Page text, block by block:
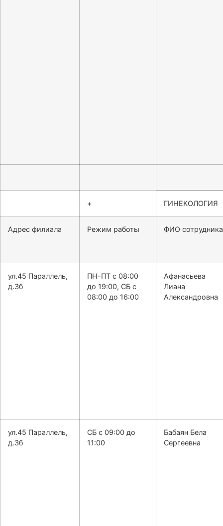
+ ГИНЕКОЛОГИЯ
Адрес филиала Режим работы ФИО сотрудника
ул.45 Параллель,
д.3б
ПН-ПТ с 08:00
до 19:00, СБ с
08:00 до 16:00
Афанасьева
Лиана
Александровна
ул.45 Параллель,
д.3б
СБ с 09:00 до
11:00
Бабаян Бела
Сергеевна